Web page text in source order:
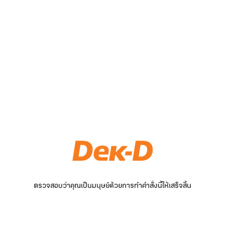
ตรวจสอบว่าคุณเป็นมนุษย์ด้วยการทำคำสั่งนี้ให้เสร็จสิ้น